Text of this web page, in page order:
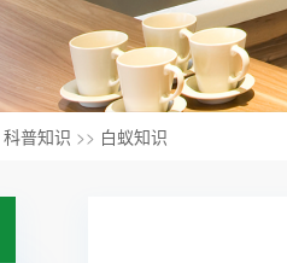
科普知识 >> 白蚁知识